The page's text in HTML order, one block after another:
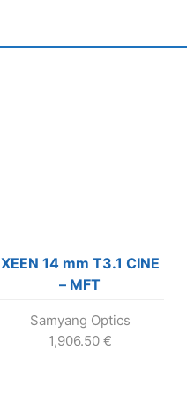
XEEN 14 mm T3.1 CINE
– MFT
Samyang Optics
1,906.50 €